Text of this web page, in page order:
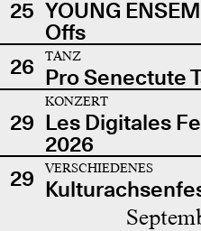
25 YOUNG
Offs
26
TANZ
Pro Senectute
29
KONZERT
Les Digitales
2026
29 VERSCHIEDENES